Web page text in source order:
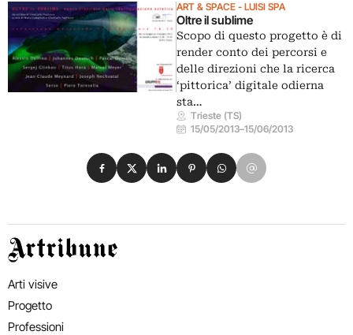
ART & SPACE - LUISI SPA
Oltre il sublime
Scopo di questo progetto è di
render conto dei percorsi e
delle direzioni che la ricerca
‘pittorica’ digitale odierna
sta…
Trieste (TS)
15/05/2013–15/06/2013
Condividi su Facebook
Condividi su X
Condividi su LinkedIn
Condividi su Pinterest
Condividi su WhatsApp
Condividi su Email
Artribune
Arti visive
Progetto
Professioni